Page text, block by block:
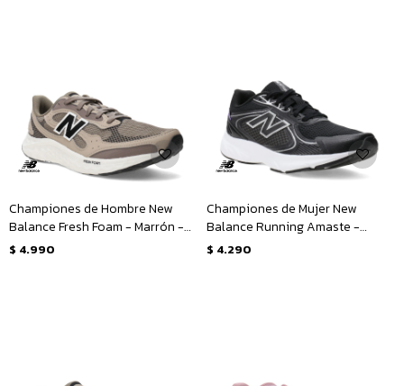
Championes de Hombre New
Balance Fresh Foam - Marrón -
Negro
$ 4.990
Championes de Mujer New
Balance Running Amaste -
Negro - Plata
$ 4.290